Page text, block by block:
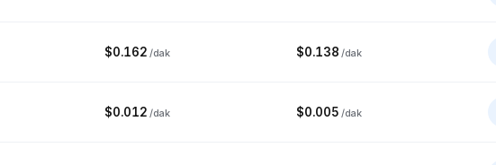
Laos Letonya
Makao
$0.162 /dak $0.138 /dak
$0.012 /dak $0.005 /dak